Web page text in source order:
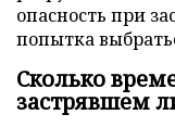
опасность при
попытка
Сколько
застрявшем